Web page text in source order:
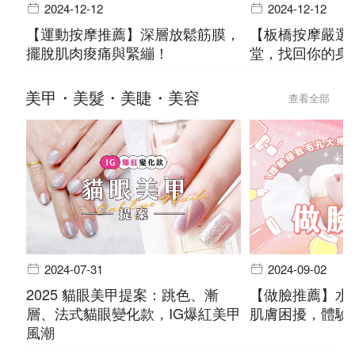
2024-12-12
【運動按摩推薦】深層放鬆筋膜，
擺脫肌肉痠痛與緊繃！
2024-12-12
【板橋按摩嚴
堂，找回你的身
美甲・美髮・美睫・美容 查看全部
2024-07-31
2025 貓眼美甲提案：跳色、漸
層、法式貓眼變化款，IG爆紅美甲
風潮
2024-09-02
【做臉推薦】
肌膚困擾，體